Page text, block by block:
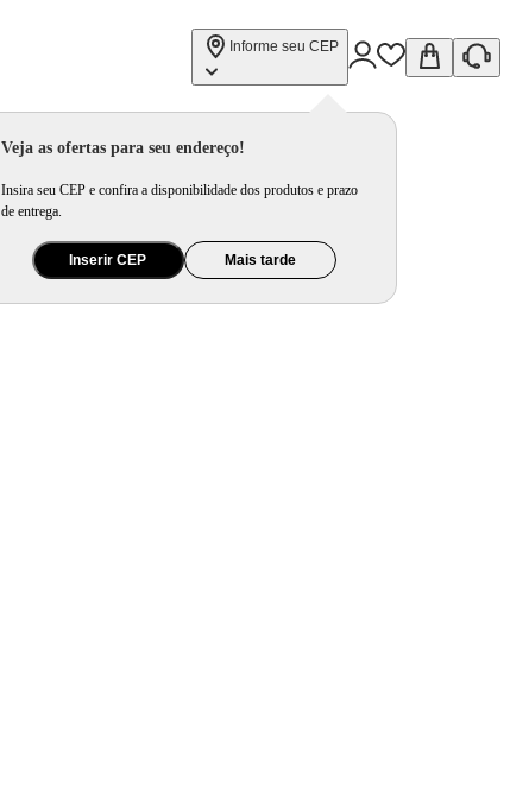
Informe seu CEP
Veja as ofertas para seu endereço!
Insira seu CEP e confira a disponibilidade dos produtos e prazo
de entrega.
Inserir CEP Mais tarde